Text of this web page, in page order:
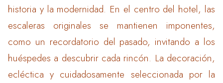
historia y la modernidad. En el centro del hotel, las
escaleras originales se mantienen imponentes,
como un recordatorio del pasado, invitando a los
huéspedes a descubrir cada rincón. La decoración,
ecléctica y cuidadosamente seleccionada por la